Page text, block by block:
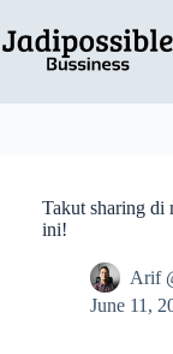
to
content
Takut sharing di
ini!
Arif
June 11,